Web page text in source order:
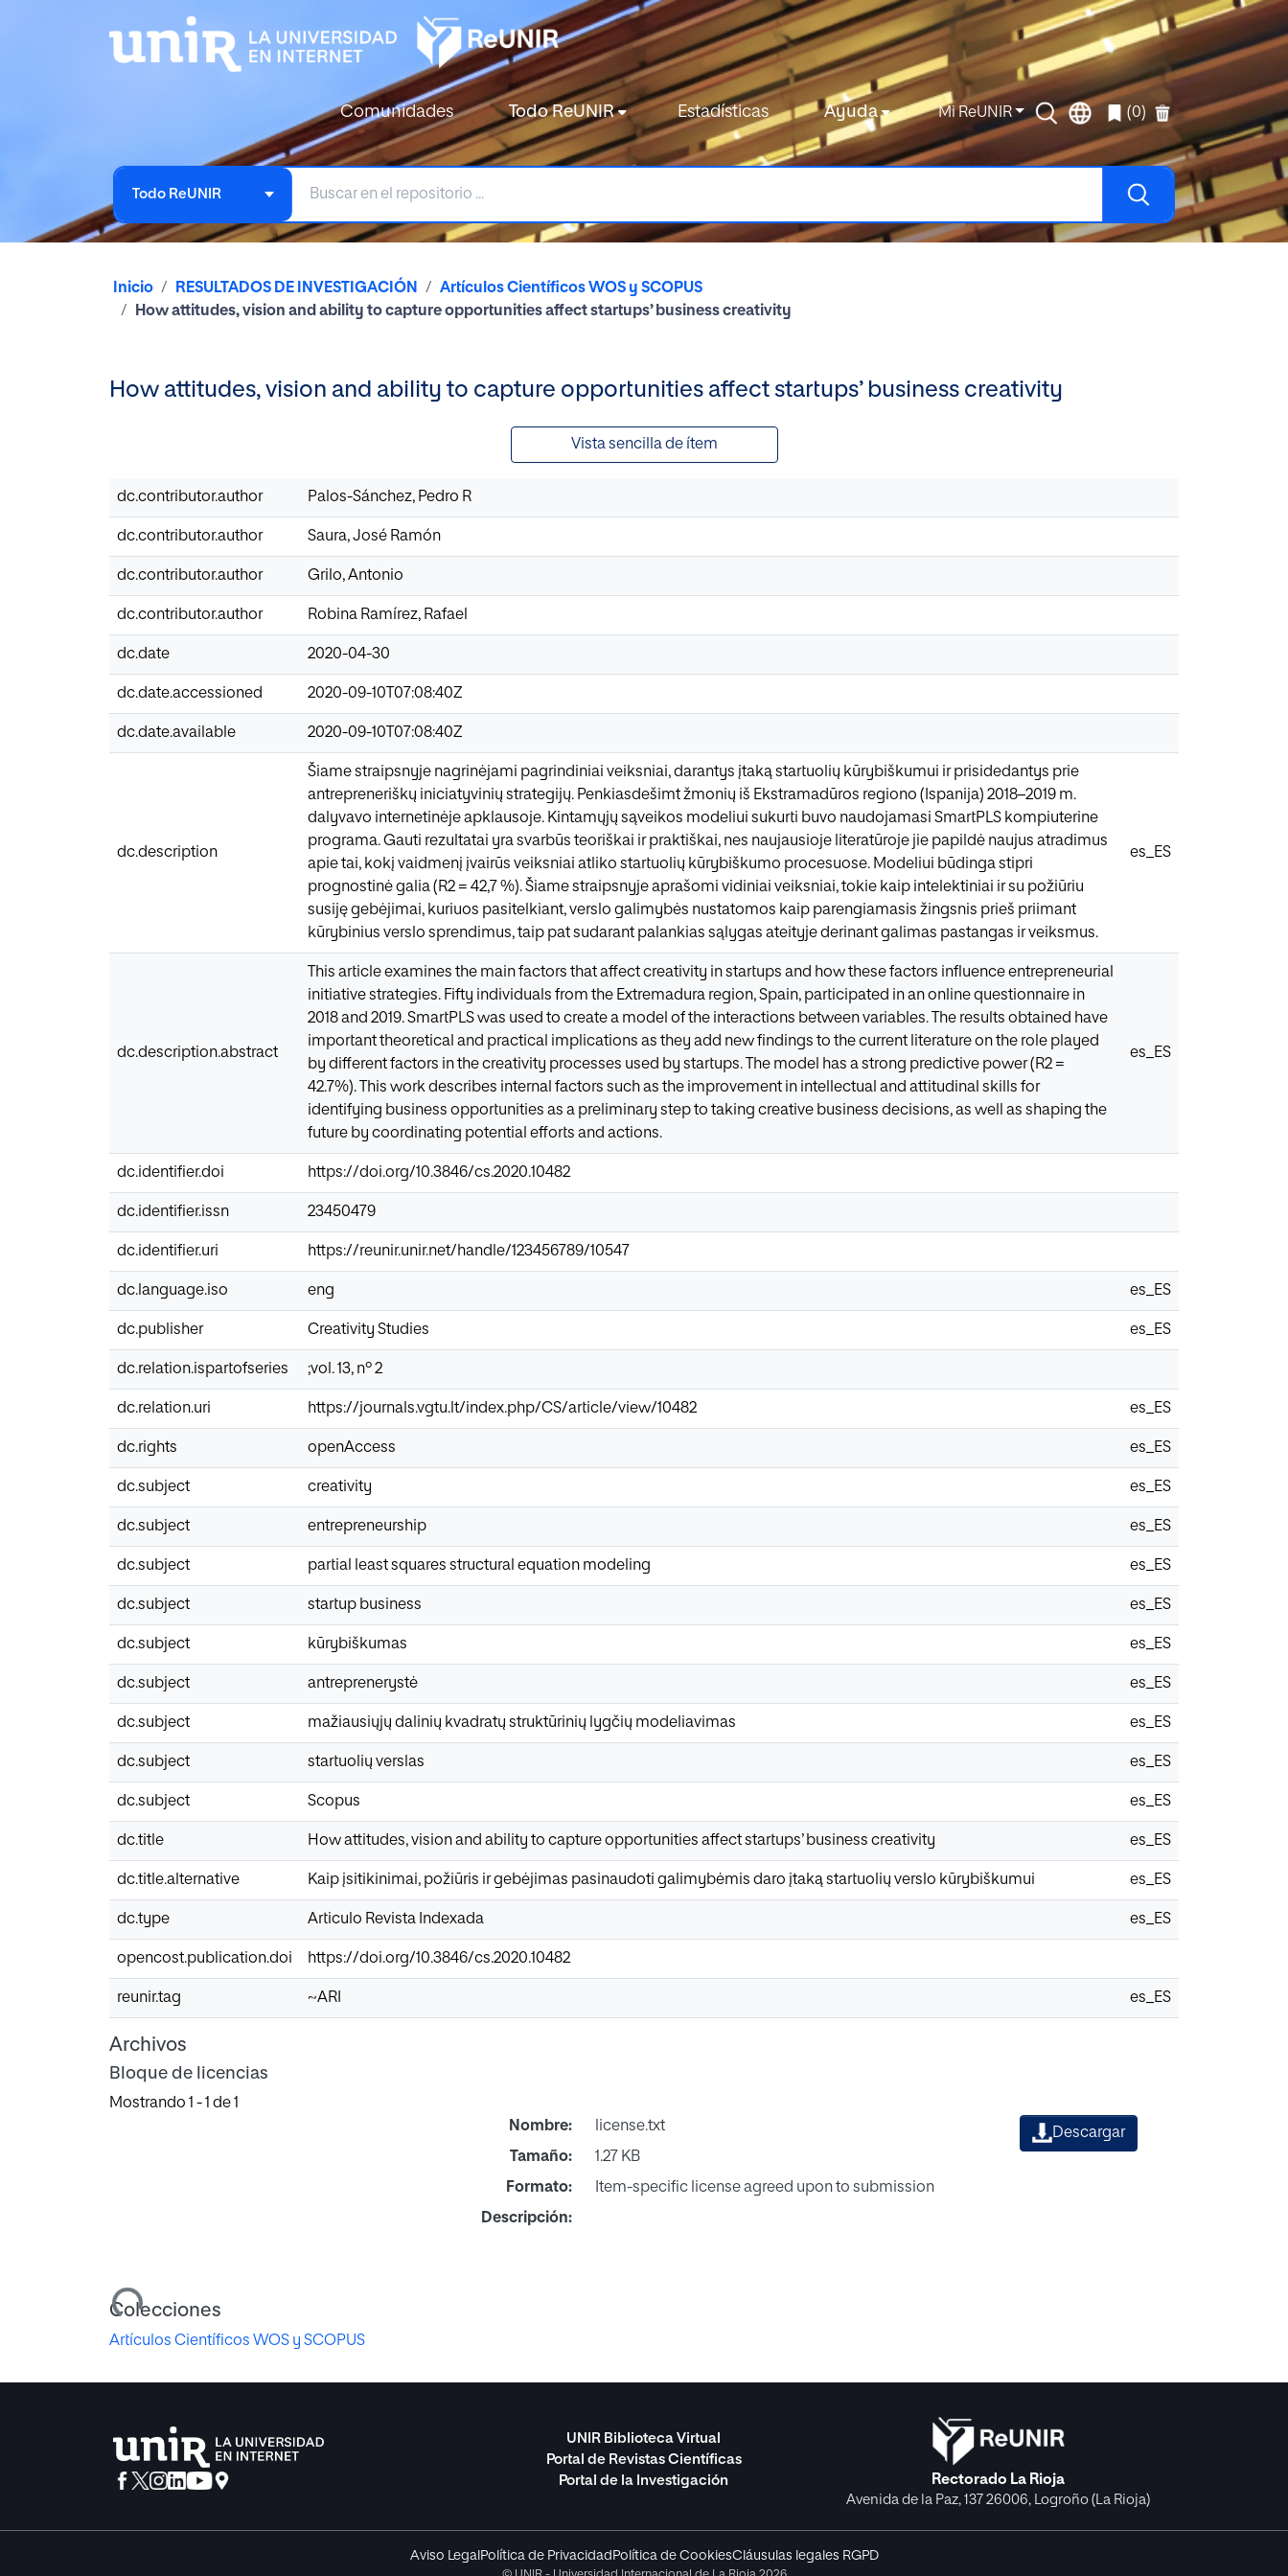
Comunidades Todo ReUNIR Estadísticas Ayuda Mi ReUNIR (0)
Todo ReUNIR
Inicio RESULTADOS DE INVESTIGACIÓN
Artículos Científicos WOS y SCOPUS
How attitudes, vision and ability to capture opportunities affect startups’ business creativity
How attitudes, vision and ability to capture opportunities affect startups’ business creativity
Vista sencilla de ítem
dc.contributor.author Palos-Sánchez, Pedro R
dc.contributor.author Saura, José Ramón
dc.contributor.author Grilo, Antonio
dc.contributor.author Robina Ramírez, Rafael
dc.date 2020-04-30
dc.date.accessioned 2020-09-10T07:08:40Z
dc.date.available 2020-09-10T07:08:40Z
dc.description
Šiame straipsnyje nagrinėjami pagrindiniai veiksniai, darantys įtaką startuolių kūrybiškumui ir prisidedantys prie
antrepreneriškų iniciatyvinių strategijų. Penkiasdešimt žmonių iš Ekstramadūros regiono (Ispanija) 2018–2019 m.
dalyvavo internetinėje apklausoje. Kintamųjų sąveikos modeliui sukurti buvo naudojamasi SmartPLS kompiuterine
programa. Gauti rezultatai yra svarbūs teoriškai ir praktiškai, nes naujausioje literatūroje jie papildė naujus atradimus
apie tai, kokį vaidmenį įvairūs veiksniai atliko startuolių kūrybiškumo procesuose. Modeliui būdinga stipri
prognostinė galia (R2 = 42,7 %). Šiame straipsnyje aprašomi vidiniai veiksniai, tokie kaip intelektiniai ir su požiūriu
susiję gebėjimai, kuriuos pasitelkiant, verslo galimybės nustatomos kaip parengiamasis žingsnis prieš priimant
kūrybinius verslo sprendimus, taip pat sudarant palankias sąlygas ateityje derinant galimas pastangas ir veiksmus.
es_ES
dc.description.abstract
This article examines the main factors that affect creativity in startups and how these factors influence entrepreneurial
initiative strategies. Fifty individuals from the Extremadura region, Spain, participated in an online questionnaire in
2018 and 2019. SmartPLS was used to create a model of the interactions between variables. The results obtained have
important theoretical and practical implications as they add new findings to the current literature on the role played
by different factors in the creativity processes used by startups. The model has a strong predictive power (R2 =
42.7%). This work describes internal factors such as the improvement in intellectual and attitudinal skills for
identifying business opportunities as a preliminary step to taking creative business decisions, as well as shaping the
future by coordinating potential efforts and actions.
es_ES
dc.identifier.doi https://doi.org/10.3846/cs.2020.10482
dc.identifier.issn 23450479
dc.identifier.uri https://reunir.unir.net/handle/123456789/10547
dc.language.iso eng es_ES
dc.publisher Creativity Studies es_ES
dc.relation.ispartofseries ;vol. 13, nº 2
dc.relation.uri https://journals.vgtu.lt/index.php/CS/article/view/10482 es_ES
dc.rights openAccess es_ES
dc.subject creativity es_ES
dc.subject entrepreneurship es_ES
dc.subject partial least squares structural equation modeling es_ES
dc.subject startup business es_ES
dc.subject kūrybiškumas es_ES
dc.subject antreprenerystė es_ES
dc.subject mažiausiųjų dalinių kvadratų struktūrinių lygčių modeliavimas es_ES
dc.subject startuolių verslas es_ES
dc.subject Scopus es_ES
dc.title How attitudes, vision and ability to capture opportunities affect startups’ business creativity es_ES
dc.title.alternative Kaip įsitikinimai, požiūris ir gebėjimas pasinaudoti galimybėmis daro įtaką startuolių verslo kūrybiškumui es_ES
dc.type Articulo Revista Indexada es_ES
opencost.publication.doi https://doi.org/10.3846/cs.2020.10482
reunir.tag ~ARI es_ES
Archivos
Bloque de licencias
Mostrando 1 - 1 de 1
Cargando...
Nombre:
license.txt
Tamaño:
1.27 KB
Formato:
Item-specific license agreed upon to submission
Descripción:
Descargar
Colecciones
Artículos Científicos WOS y SCOPUS
UNIR Biblioteca Virtual
Portal de Revistas Científicas
Portal de la Investigación
Rectorado La Rioja
Avenida de la Paz, 137 26006, Logroño (La Rioja)
Aviso Legal Política de Privacidad Política de CookiesCláusulas legales RGPD